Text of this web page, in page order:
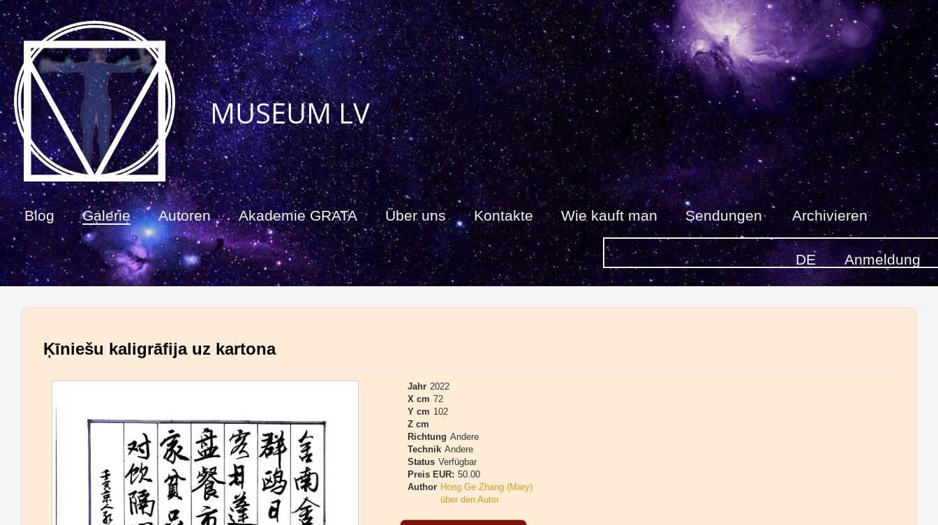
Blog Galerie Autoren Akademie GRATA Über uns Kontakte Wie kauft man Sendungen Archivieren
Anmeldung
DE
MUSEUM LV
Ķīniešu kaligrāfija uz kartona
Jahr 2022
X cm 72
Y cm 102
Z cm
Richtung Andere
Technik Andere
Status Verfügbar
Preis EUR: 50.00
Author Hong Ge Zhang (Mary)
über den Autor